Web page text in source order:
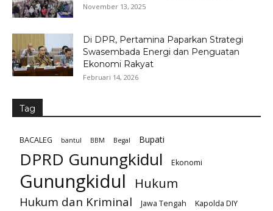
November 13, 2025
Di DPR, Pertamina Paparkan Strategi
Swasembada Energi dan Penguatan
Ekonomi Rakyat
Februari 14, 2026
Tag
BACALEG bantul BBM Begal Bupati
DPRD Gunungkidul Ekonomi
Gunungkidul Hukum
Hukum dan Kriminal Jawa Tengah
Kapolda DIY